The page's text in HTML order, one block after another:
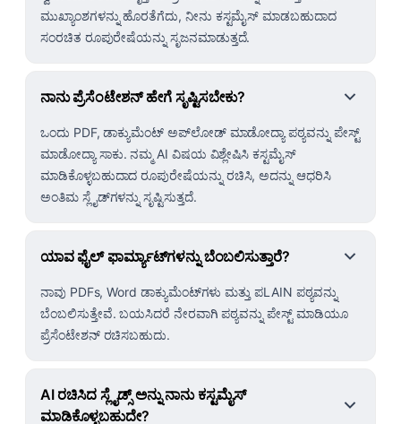
ಮುಖ್ಯಾಂಶಗಳನ್ನು ಹೊರತೆಗೆದು, ನೀನು ಕಸ್ಟಮೈಸ್ ಮಾಡಬಹುದಾದ
ಸಂರಚಿತ ರೂಪುರೇಷೆಯನ್ನು ಸೃಜನಮಾಡುತ್ತದೆ.
ನಾನು ಪ್ರೆಸೆಂಟೇಶನ್ ಹೇಗೆ ಸೃಷ್ಟಿಸಬೇಕು?
ಒಂದು PDF, ಡಾಕ್ಯುಮೆಂಟ್ ಅಪ್‌ಲೋಡ್ ಮಾಡೋದ್ಯಾ ಪಠ್ಯವನ್ನು ಪೇಸ್ಟ್
ಮಾಡೋದ್ಯಾ ಸಾಕು. ನಮ್ಮ AI ವಿಷಯ ವಿಶ್ಲೇಷಿಸಿ ಕಸ್ಟಮೈಸ್
ಮಾಡಿಕೊಳ್ಳಬಹುದಾದ ರೂಪುರೇಷೆಯನ್ನು ರಚಿಸಿ, ಅದನ್ನು ಆಧರಿಸಿ
ಅಂತಿಮ ಸ್ಲೈಡ್‌ಗಳನ್ನು ಸೃಷ್ಟಿಸುತ್ತದೆ.
ಯಾವ ಫೈಲ್ ಫಾರ್ಮ್ಯಾಟ್‌ಗಳನ್ನು ಬೆಂಬಲಿಸುತ್ತಾರೆ?
ನಾವು PDFs, Word ಡಾಕ್ಯುಮೆಂಟ್‌ಗಳು ಮತ್ತು ಪLAIN ಪಠ್ಯವನ್ನು
ಬೆಂಬಲಿಸುತ್ತೇವೆ. ಬಯಸಿದರೆ ನೇರವಾಗಿ ಪಠ್ಯವನ್ನು ಪೇಸ್ಟ್ ಮಾಡಿಯೂ
ಪ್ರೆಸೆಂಟೇಶನ್ ರಚಿಸಬಹುದು.
AI ರಚಿಸಿದ ಸ್ಲೈಡ್ಸ್ ಅನ್ನು ನಾನು ಕಸ್ಟಮೈಸ್
ಮಾಡಿಕೊಳ್ಳಬಹುದೇ?